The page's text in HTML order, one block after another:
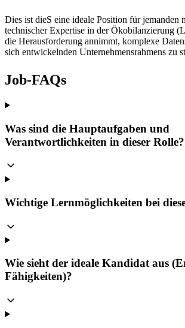
Dies ist dieS eine ideale Position für jemanden
technischer Expertise in der Ökobilanzierung
die Herausforderung annimmt, komplexe
sich entwickelnden Unternehmensrahmens zu
Job-FAQs
Was sind die Hauptaufgaben und
Verantwortlichkeiten in dieser Rolle?
Wichtige Lernmöglichkeiten bei
Wie sieht der ideale Kandidat aus
Fähigkeiten)?